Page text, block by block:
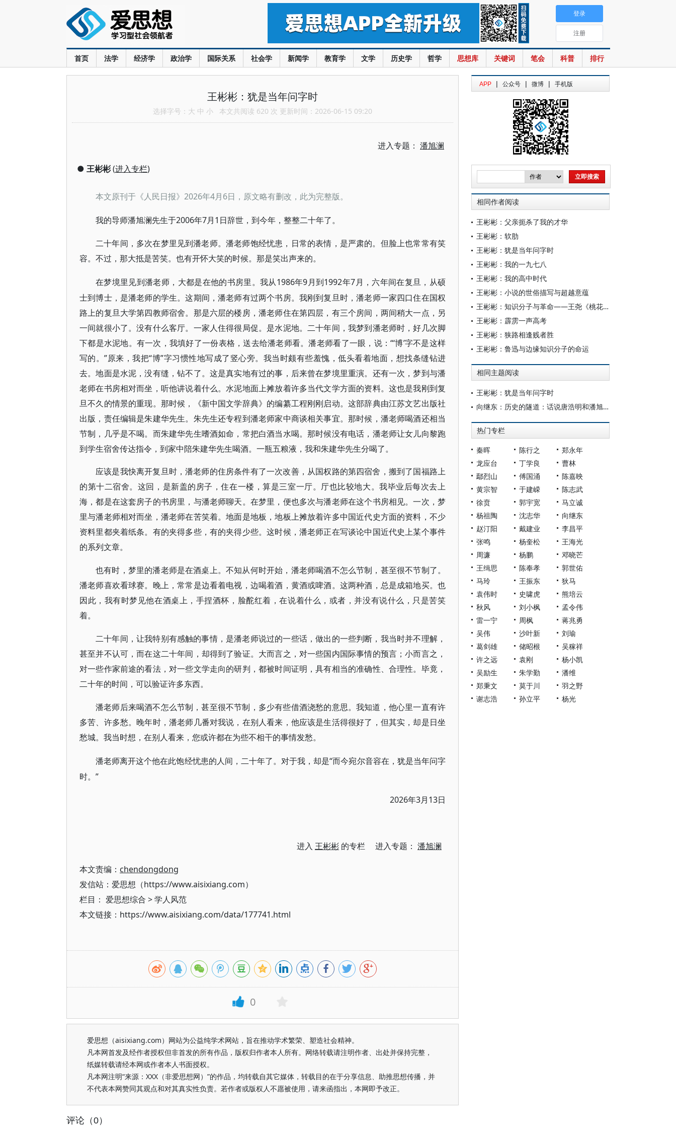
首页 法学 经济学 政治学 国际关系 社会学 新闻学 教育学 文学 历史学 哲学 思想库 关键词 笔会 科普 排行
登录
注册
王彬彬：犹是当年问字时
选择字号： 大 中 小 本文共阅读 620 次 更新时间：2026-06-15 09:20
进入专题： 潘旭澜
● 王彬彬(进入专栏)
本文原刊于《人民日报》 2026年4月6日，原文略有删改，此为完整版。
我的导师潘旭澜先生于2006年7月1日辞世，到今年，整整二十年了。
二十年间，多次在梦里见到潘老师。潘老师饱经忧患，日常的表情，是严肃的。但脸上也常常有笑
容。不过，那大抵是苦笑。也有开怀大笑的时候。那是笑出声来的。
在梦境里见到潘老师，大都是在他的书房里。我从 1986年9月到1992年7月，六年间在复旦，从硕
士到博士，是潘老师的学生。这期间，潘老师有过两个书房。我刚到复旦时，潘老师一家四口住在国权
路上的复旦大学第四教师宿舍。那是六层的楼房，潘老师住在第四层，有三个房间，两间稍大一点，另
一间就很小了。没有什么客厅。一家人住得很局促。是水泥地。二十年间，我梦到潘老师时，好几次脚
下都是水泥地。有一次，我填好了一份表格，送去给潘老师看。潘老师看了一眼，说：“‘博’字不是这样
写的。”原来，我把“博”字习惯性地写成了竖心旁。我当时颇有些羞愧，低头看着地面，想找条缝钻进
去。地面是水泥，没有缝，钻不了。这是真实地有过的事，后来曾在梦境里重演。还有一次，梦到与潘
老师在书房相对而坐，听他讲说着什么。水泥地面上摊放着许多当代文学方面的资料。这也是我刚到复
旦不久的情景的重现。那时候，《新中国文学辞典》的编纂工程刚刚启动。这部辞典由江苏文艺出版社
出版，责任编辑是朱建华先生。朱先生还专程到潘老师家中商谈相关事宜。那时候，潘老师喝酒还相当
节制，几乎是不喝。而朱建华先生嗜酒如命，常把白酒当水喝。那时候没有电话，潘老师让女儿向黎跑
到学生宿舍传达指令，到家中陪朱建华先生喝酒。一瓶五粮液，我和朱建华先生分喝了。
应该是我快离开复旦时，潘老师的住房条件有了一次改善，从国权路的第四宿舍，搬到了国福路上
的第十二宿舍。这回，是新盖的房子，住在一楼，算是三室一厅。厅也比较地大。我毕业后每次去上
海，都是在这套房子的书房里，与潘老师聊天。在梦里，便也多次与潘老师在这个书房相见。一次，梦
里与潘老师相对而坐，潘老师在苦笑着。地面是地板，地板上摊放着许多中国近代史方面的资料，不少
资料里都夹着纸条。有的夹得多些，有的夹得少些。这时候，潘老师正在写谈论中国近代史上某个事件
的系列文章。
也有时，梦里的潘老师是在酒桌上。不知从何时开始，潘老师喝酒不怎么节制，甚至很不节制了。
潘老师喜欢看球赛。晚上，常常是边看着电视，边喝着酒，黄酒或啤酒。这两种酒，总是成箱地买。也
因此，我有时梦见他在酒桌上，手捏酒杯，脸酡红着，在说着什么，或者，并没有说什么，只是苦笑
着。
二十年间，让我特别有感触的事情，是潘老师说过的一些话，做出的一些判断，我当时并不理解，
甚至并不认可，而在这二十年间，却得到了验证。大而言之，对一些国内国际事情的预言；小而言之，
对一些作家前途的看法，对一些文学走向的研判，都被时间证明，具有相当的准确性、合理性。毕竟，
二十年的时间，可以验证许多东西。
潘老师后来喝酒不怎么节制，甚至很不节制，多少有些借酒浇愁的意思。我知道，他心里一直有许
多苦、许多愁。晚年时，潘老师几番对我说，在别人看来，他应该是生活得很好了，但其实，却是日坐
愁城。我当时想，在别人看来，您或许都在为些不相干的事情发愁。
潘老师离开这个他在此饱经忧患的人间，二十年了。对于我，却是“而今宛尔音容在，犹是当年问字
时。”
2026年3月13日
进入 王彬彬 的专栏 进入专题： 潘旭澜
本文责编： chendongdong
发信站：爱思想（https://www.aisixiang.com）
栏目： 爱思想综合 >学人风范
本文链接：https://www.aisixiang.com/data/177741.html
0
爱思想（aisixiang.com）网站为公益纯学术网站，旨在推动学术繁荣、塑造社会精神。
凡本网首发及经作者授权但非首发的所有作品，版权归作者本人所有。网络转载请注明作者、出处并保持完整，
纸媒转载请经本网或作者本人书面授权。
凡本网注明“来源：XXX（非爱思想网）”的作品，均转载自其它媒体，转载目的在于分享信息、助推思想传播，并
不代表本网赞同其观点和对其真实性负责。若作者或版权人不愿被使用，请来函指出，本网即予改正。
评论（0）
APP | 公众号 | 微博 | 手机版
相同作者阅读
王彬彬：父亲扼杀了我的才华
王彬彬：软肋
王彬彬：犹是当年问字时
王彬彬：我的一九七八
王彬彬：我的高中时代
王彬彬：小说的世俗描写与超越意蕴
王彬彬：知识分子与革命——王尧《桃花坞》论略
王彬彬：霹雳一声高考
王彬彬：狭路相逢贱者胜
王彬彬：鲁迅与边缘知识分子的命运
相同主题阅读
王彬彬：犹是当年问字时
向继东：历史的隧道：话说唐浩明和潘旭澜
热门专栏
秦晖 陈行之
郑永年
龙应台
丁学良
曹林
鄢烈山
傅国涌
陈嘉映
黄宗智
于建嵘
陈志武
徐贲
郭宇宽
马立诚
杨祖陶
沈志华
向继东
赵汀阳
戴建业
李昌平
张鸣
杨奎松
王海光
周濂
杨鹏
邓晓芒
王缉思
陈奉孝
郭世佑
马玲
王振东
狄马
袁伟时
史啸虎
熊培云
秋风
刘小枫
孟令伟
雷一宁
周枫
蒋兆勇
吴伟
沙叶新
刘瑜
葛剑雄
储昭根
吴稼祥
许之远
袁刚
杨小凯
吴励生
朱学勤
潘维
郑秉文
莫于川
羽之野
谢志浩
孙立平 杨光